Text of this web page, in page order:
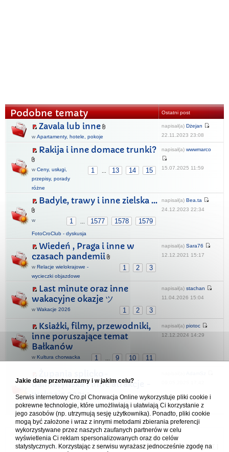
Podobne tematy Ostatni post
Zavala lub inne
w Apartamenty, hotele, pokoje
napisał(a) Dżejan
22.11.2023 23:08
Rakija i inne domace trunki?
1 13 14 15
w Ceny, usługi,
przepisy, porady
różne
napisał(a) wwwmarco
15.07.2025 11:59
Badyle, trawy i inne zielska ...
1 1577 1578 1579
w
FotoCroClub - dyskusja
napisał(a) Bea.ta
24.12.2023 22:34
Wiedeń , Praga i inne w
czasach pandemii
1 2 3
w Relacje wielokrajowe -
wycieczki objazdowe
napisał(a) Sara76
12.12.2021 15:17
Last minute oraz inne
wakacyjne okazje ツ
1 2 3
w Wakacje 2026
napisał(a) stachan
11.04.2026 15:04
Ksiażki, filmy, przewodniki,
inne poruszające temat
Bałkanów
1 9 10 11
w Kultura chorwacka
napisał(a) piotoc
12.12.2024 14:29
dalmatyńska i inne atrakcje -
wakacje 2021
1 2 3
wNasze relacje z podróży
Forum Chorwacja Online - Cro.pl
Usuń ciasteczka• Strefa czasowa: UTC + 1 (Polska - czas zimowy) [ DST
Jakie dane przetwarzamy i w jakim celu?
Serwis internetowy Cro.pl Chorwacja Online wykorzystuje pliki cookie i
pokrewne technologie, które umożliwiają i ułatwiają Ci korzystanie z
jego zasobów (np. utrzymują sesję użytkownika). Ponadto, pliki cookie
mogą być założone i wraz z innymi metodami zbierania preferencji
wykorzystywane przez naszych zaufanych partnerów w celu
wyświetlenia Ci reklam spersonalizowanych oraz do celów
statystycznych. Korzystając z serwisu wyrażasz jednocześnie zgodę na